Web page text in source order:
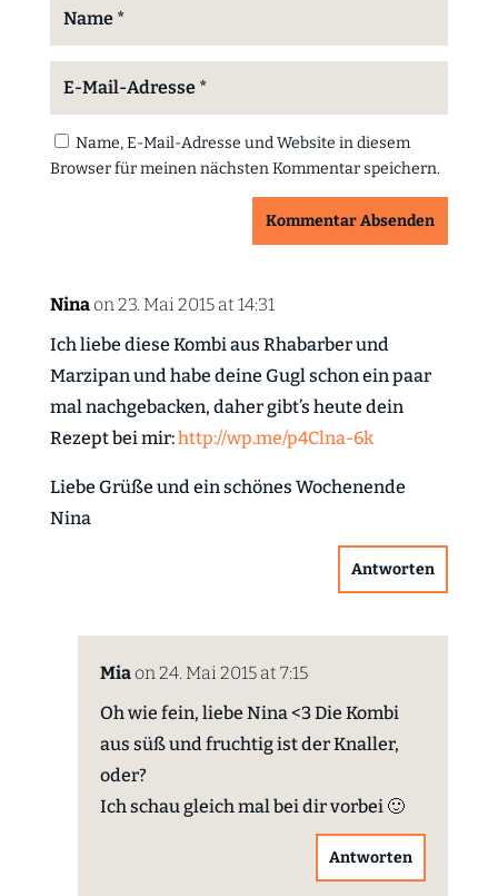
Nina on 23. Mai 2015 at 14:31
Ich liebe diese Kombi aus Rhabarber und
Marzipan und habe deine Gugl schon ein paar
mal nachgebacken, daher gibt’s heute dein
Rezept bei mir:http://wp.me/p4Clna-6k
Liebe Grüße und ein schönes Wochenende
Nina
Antworten
Mia on 24. Mai 2015 at 7:15
Oh wie fein, liebe Nina <3 Die Kombi
aus süß und fruchtig ist der Knaller,
oder?
Ich schau gleich mal bei dir vorbei 🙂
Antworten
Name, E-Mail-Adresse und Website in diesem
Browser für meinen nächsten Kommentar speichern.
Kommentar Absenden